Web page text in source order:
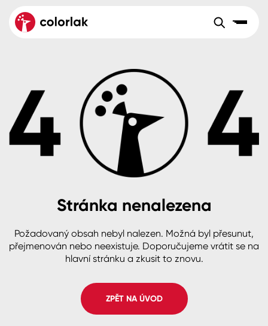
Velkoobchod Sortiment
Aktuality
Reference
O společnosti
B2B +420 800 145 555Po – Pá: 8:00–15:00
Česko
Slovensko Polsko Worldwide
Dřevo
Beton, asfalt, minerální podklady
Plast, sklo, keramika
Stěny
Fasády
Spreje
Colorlak Dekor
Colorlak Profi
Colorlak Pta
Stránka nenalezena
Požadovaný obsah nebyl nalezen. Možná byl přesunut,
přejmenován nebo neexistuje. Doporučujeme vrátit se na
hlavní stránku a zkusit to znovu.
ZPĚT NA ÚVOD